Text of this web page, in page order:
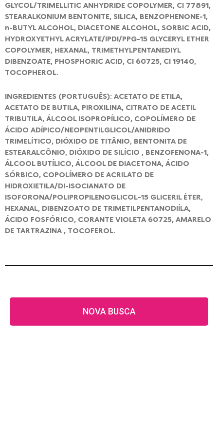
GLYCOL/TRIMELLITIC ANHYDRIDE COPOLYMER, CI 77891,
STEARALKONIUM BENTONITE, SILICA, BENZOPHENONE-1,
n-BUTYL ALCOHOL, DIACETONE ALCOHOL, SORBIC ACID,
HYDROXYETHYL ACRYLATE/IPDI/PPG-15 GLYCERYL ETHER
COPOLYMER, HEXANAL, TRIMETHYLPENTANEDIYL
DIBENZOATE, PHOSPHORIC ACID, CI 60725, CI 19140,
TOCOPHEROL.
INGREDIENTES (PORTUGUÊS): ACETATO DE ETILA,
ACETATO DE BUTILA, PIROXILINA, CITRATO DE ACETIL
TRIBUTILA, ÁLCOOL ISOPROPÍLICO, COPOLÍMERO DE
ÁCIDO ADÍPICO/NEOPENTILGLICOL/ANIDRIDO
TRIMELÍTICO, DIÓXIDO DE TITÂNIO, BENTONITA DE
ESTEARALCÔNIO, DIÓXIDO DE SILÍCIO , BENZOFENONA-1,
ÁLCOOL BUTÍLICO, ÁLCOOL DE DIACETONA, ÁCIDO
SÓRBICO, COPOLÍMERO DE ACRILATO DE
HIDROXIETILA/DI-ISOCIANATO DE
ISOFORONA/POLIPROPILENOGLICOL-15 GLICERIL ÉTER,
HEXANAL, DIBENZOATO DE TRIMETILPENTANODIÍLA,
ÁCIDO FOSFÓRICO, CORANTE VIOLETA 60725, AMARELO
DE TARTRAZINA , TOCOFEROL.
NOVA BUSCA